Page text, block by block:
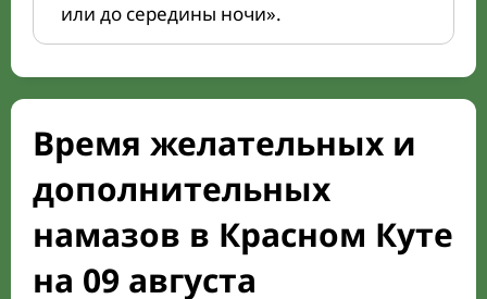
или до середины ночи».
Время желательных и
дополнительных
намазов в Красном Куте
на 09 августа